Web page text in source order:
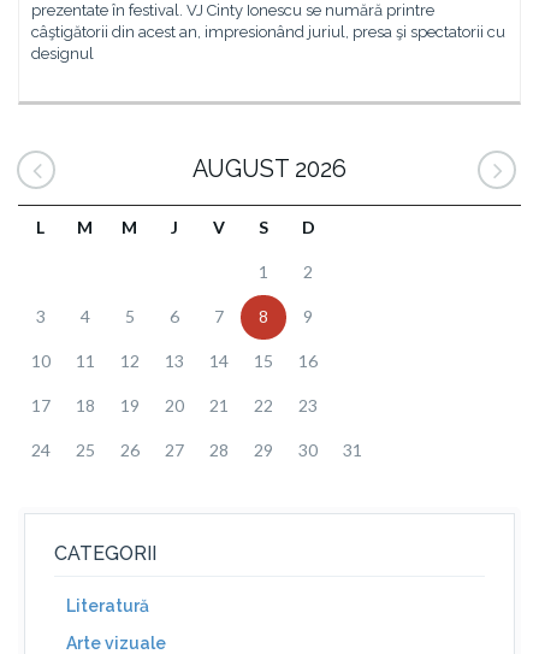
prezentate în festival. VJ Cinty Ionescu se numără printre
câştigătorii din acest an, impresionând juriul, presa şi spectatorii cu
designul
AUGUST 2026
L M M J V S D
1 2
3 4 5 6 7 8 9
10 11 12 13 14 15 16
17 18 19 20 21 22 23
24 25 26 27 28 29 30 31
CATEGORII
Literatură
Arte vizuale